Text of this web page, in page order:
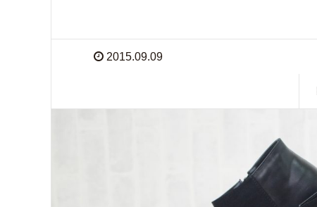
2015.09.09